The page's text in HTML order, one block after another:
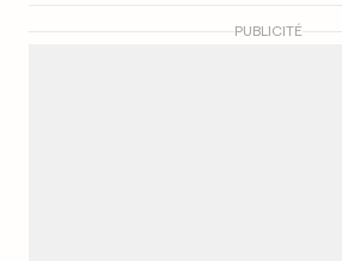
PUBLICITÉ